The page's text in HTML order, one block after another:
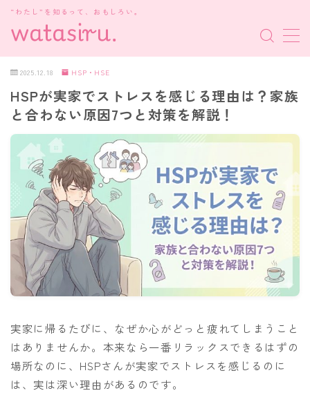
“わたし”を知るって、おもしろい。
MENU
MBTI診断
HSP・HSE
新着記事
2025.12.18 HSP・HSE
HSPが実家でストレスを感じる理由は？家族
と合わない原因7つと対策を解説！
実家に帰るたびに、なぜか心がどっと疲れてしまうこと
はありませんか。本来なら一番リラックスできるはずの
場所なのに、HSPさんが実家でストレスを感じるのに
は、実は深い理由があるのです。